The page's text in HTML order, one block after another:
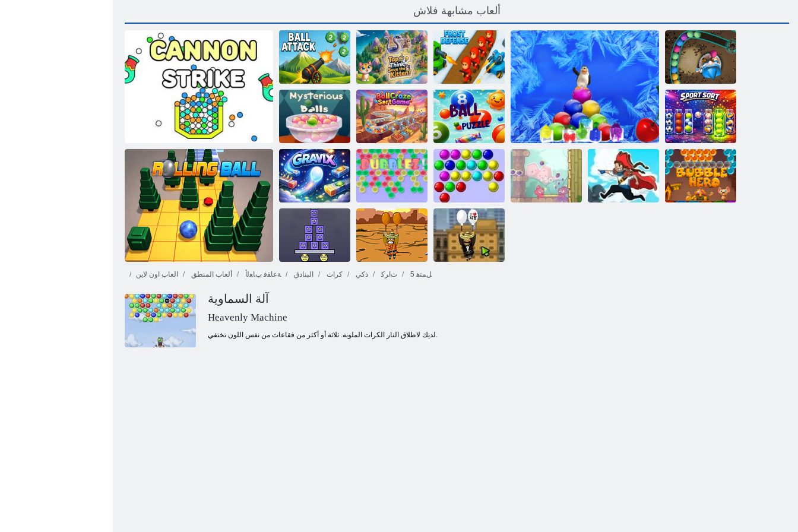
ألعاب مشابهة فلاش
ﻚﻳﺍﺮﺘﺳ ﻊﻓﺪﻣ
ﺓﺮﻜﻟﺍ ﻡﻮﺠﻫ
!ﺔﻄﻘﻟﺍ ﺬﻘﻧﺃ
،ﺮﻜﻓ ،ﻂﻐﺿﺍ
ﻊﻴﻘﺼﻟﺍ ﻉﺎﻓﺪﻟﺍ ﺮﺣﺎﺴﻟﺍ
ﺔﻀﻣﺎﻐﻟﺍ ﺕﺍﺮﻜﻟﺍ ﺕﺍﺮﻜﻟﺍ ﺯﺮﻓ ﺔﺒﻌﻟ ﺓﺮﻜﻟﺍ ﺰﻐﻟ ﺔﺿﺎﻳﺮﻟﺍ ﻉﻮﻧ
ﺲﻜﻴﻓﺍﺮﺟ ﺔﻋﺎﻘﻓ فقاعات
العاب اون لاين ألعاب المنطق ﺔﻋﺎﻘﻓ ﺏﺎﻌﻟﺃ البنادق كرات ذكي ﺕﺍﺮﻛ 5 ﻞﻤﺘﻫ
آلة السماوية
Heavenly Machine
لديك لاطلاق النار الكرات الملونة. ثلاثة أو أكثر من فقاعات من نفس اللون تختفي.